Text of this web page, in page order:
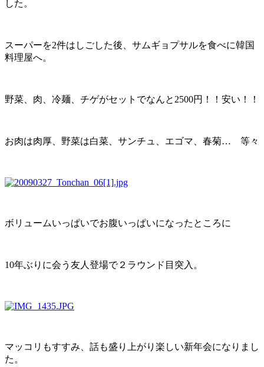
した。
スーパーを2件はしごした後、サムギョプサルを食べに韓国
料理屋へ。
野菜、肉、冷麺、チゲがセットでなんと2500円！！安い！！
お肉は肉厚、野菜は白菜、サンチュ、エゴマ、春菊… 等々
ボリュームいっぱいでお腹いっぱいになったところに
10年ぶりに会う友人登場で２ラウンド目突入。
マッコリもすすみ、話も盛り上がり楽しい新年会になりまし
た。